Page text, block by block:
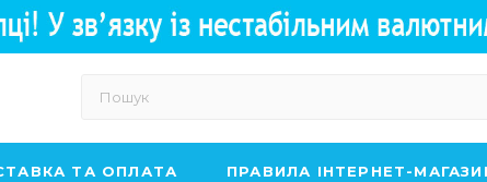
ТА ОПЛАТА ПРАВИЛА ІНТЕРНЕТ-